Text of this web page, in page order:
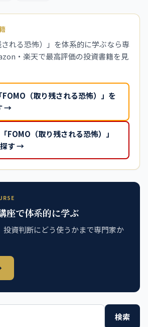
される恐怖）」を体系的に学ぶなら専
・楽天で最高評価の投資書籍を見
FOMO（取り残される恐怖）」を
→
FOMO（取り残される恐怖）」
す →
座で体系的に学ぶ
投資判断にどう使うかまで専門家か
検索